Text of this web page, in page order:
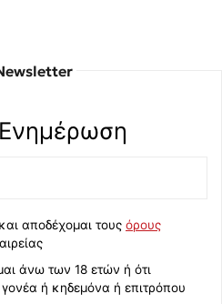
αποδέχομαι τους όρους
άνω των 18 ετών ή ότι
ή κηδεμόνα ή επιτρόπου